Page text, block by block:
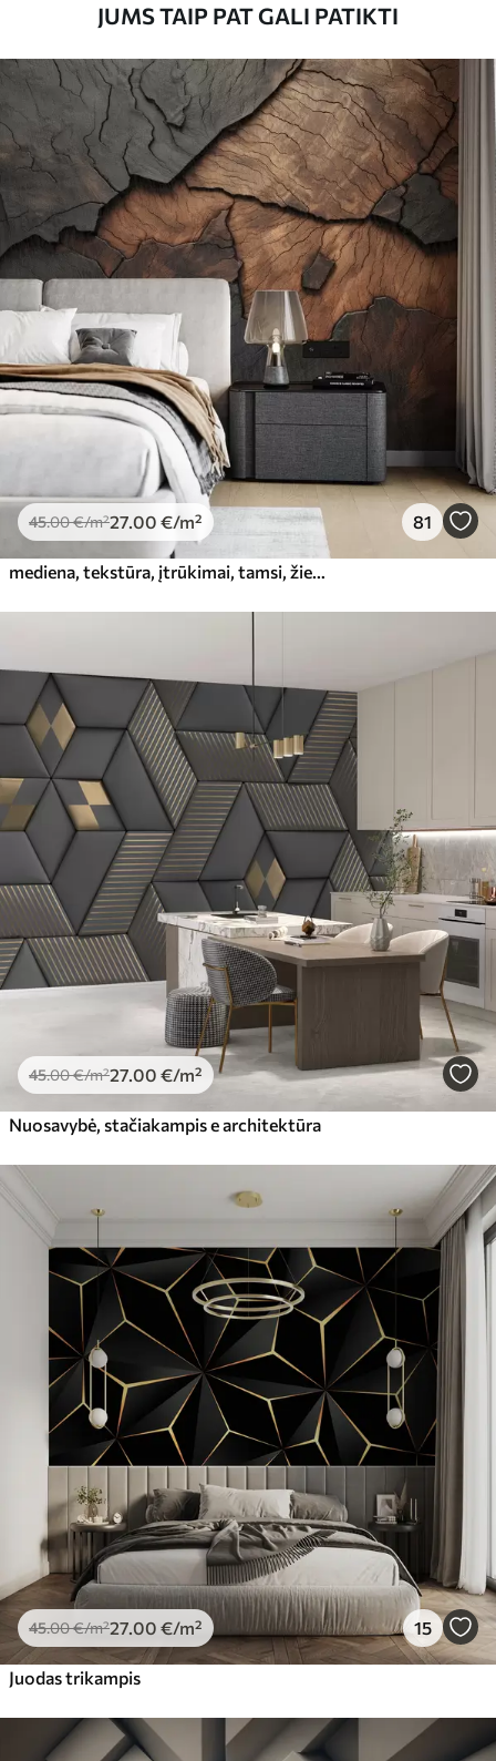
Taikymo būdas Sklandus taikymas
Turimos medžiagos
Standartas
45.00 27 .00€/m²
Premiumas
56.6734.00€/m²
Premium vinilas
65.0039.00€/m²
Peel and Stick
/m²
JUMS TAIP PAT GALI PATIKTI
45.00€/m²27 .00 €/m² 81
45.00€/m²27 .00 €/m²
Nuosavybė, stačiakampis e architektūra
45.00€/m²27 .00 €/m² 15
Juodas trikampis